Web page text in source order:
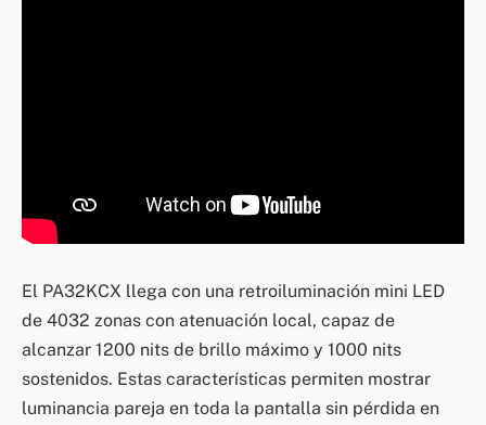
El PA32KCX llega con una retroiluminación mini LED
de 4032 zonas con atenuación local, capaz de
alcanzar 1200 nits de brillo máximo y 1000 nits
sostenidos. Estas características permiten mostrar
luminancia pareja en toda la pantalla sin pérdida en